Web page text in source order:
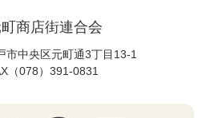
商店街連合会
中央区元町通3丁目13-1
（078）391-0831